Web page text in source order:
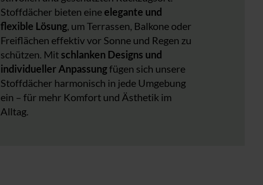
Stoffdächer bieten eine elegante und
flexible Lösung, um Terrassen, Balkone oder
Freiflächen effektiv vor Sonne und Regen zu
schützen. Mit schlanken Designs und
individueller Anpassungfügen sich unsere
Stoffdächer harmonisch in jede Umgebung
ein – für mehr Komfort und Ästhetik im
Alltag.